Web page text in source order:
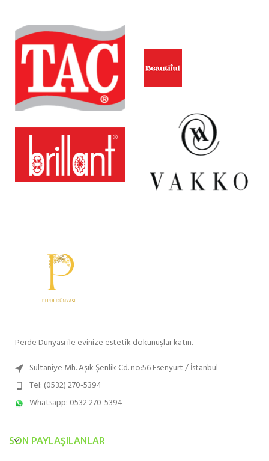
Perde Dünyası ile evinize estetik dokunuşlar katın.
Sultaniye Mh. Aşık Şenlik Cd. no:56 Esenyurt / İstanbul
Tel: (0532) 270-5394
Whatsapp: 0532 270-5394
SON PAYLAŞILANLAR